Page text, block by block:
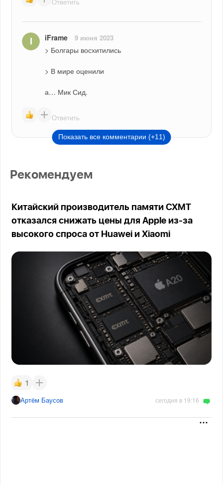
iFrame 9 июня 2023
> Болгары восхитились
> В мире оценили
а… Мик Сид.
Ответить
Показать все комментарии (+11)
Рекомендуем
Китайский производитель памяти CXMT
отказался снижать цены для Apple из-за
высокого спроса от Huawei и Xiaomi
1
Артём Баусов сегодня в 19:16